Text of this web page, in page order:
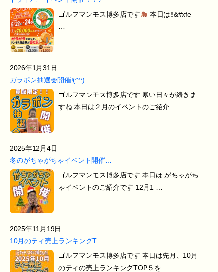
ゴルフマンモス博多店です
本日は‼&#xfe
2026年1月31日
ガラポン抽選会開催!(^^)…
ゴルフマンモス博多店です 寒い日々が続きま
すね 本日は２月のイベントのご紹介 …
2025年12月4日
冬のがちゃがちゃイベント開催…
ゴルフマンモス博多店です 本日は がちゃがち
ゃイベントのご紹介です 12月1 …
2025年11月19日
10月のティ売上ランキングT…
ゴルフマンモス博多店です 本日は先月、10月
のティの売上ランキングTOP５を …